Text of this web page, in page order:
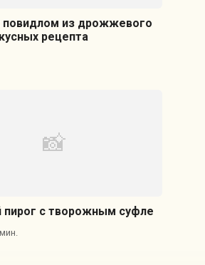
повидлом из дрожжевого
рецепта
пирог с творожным суфле